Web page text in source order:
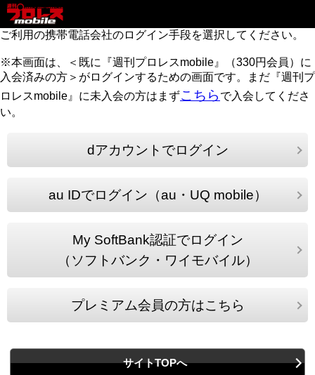
ご利用の携帯電話会社のログイン手段を選択してください。
※本画面は、＜既に『週刊プロレスmobile』（330円会員）に
入会済みの方＞がログインするための画面です。まだ『週刊プ
ロレスmobile』に未入会の方はまずこちら で入会してくださ
い。
dアカウントでログイン
au IDでログイン（au・UQ mobile）
My SoftBank認証でログイン
（ソフトバンク・ワイモバイル）
プレミアム会員の方はこちら
サイトTOPへ